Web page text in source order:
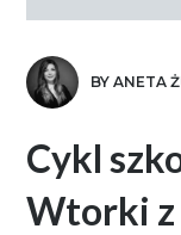
BY ANETA
Cykl
Wtorki z